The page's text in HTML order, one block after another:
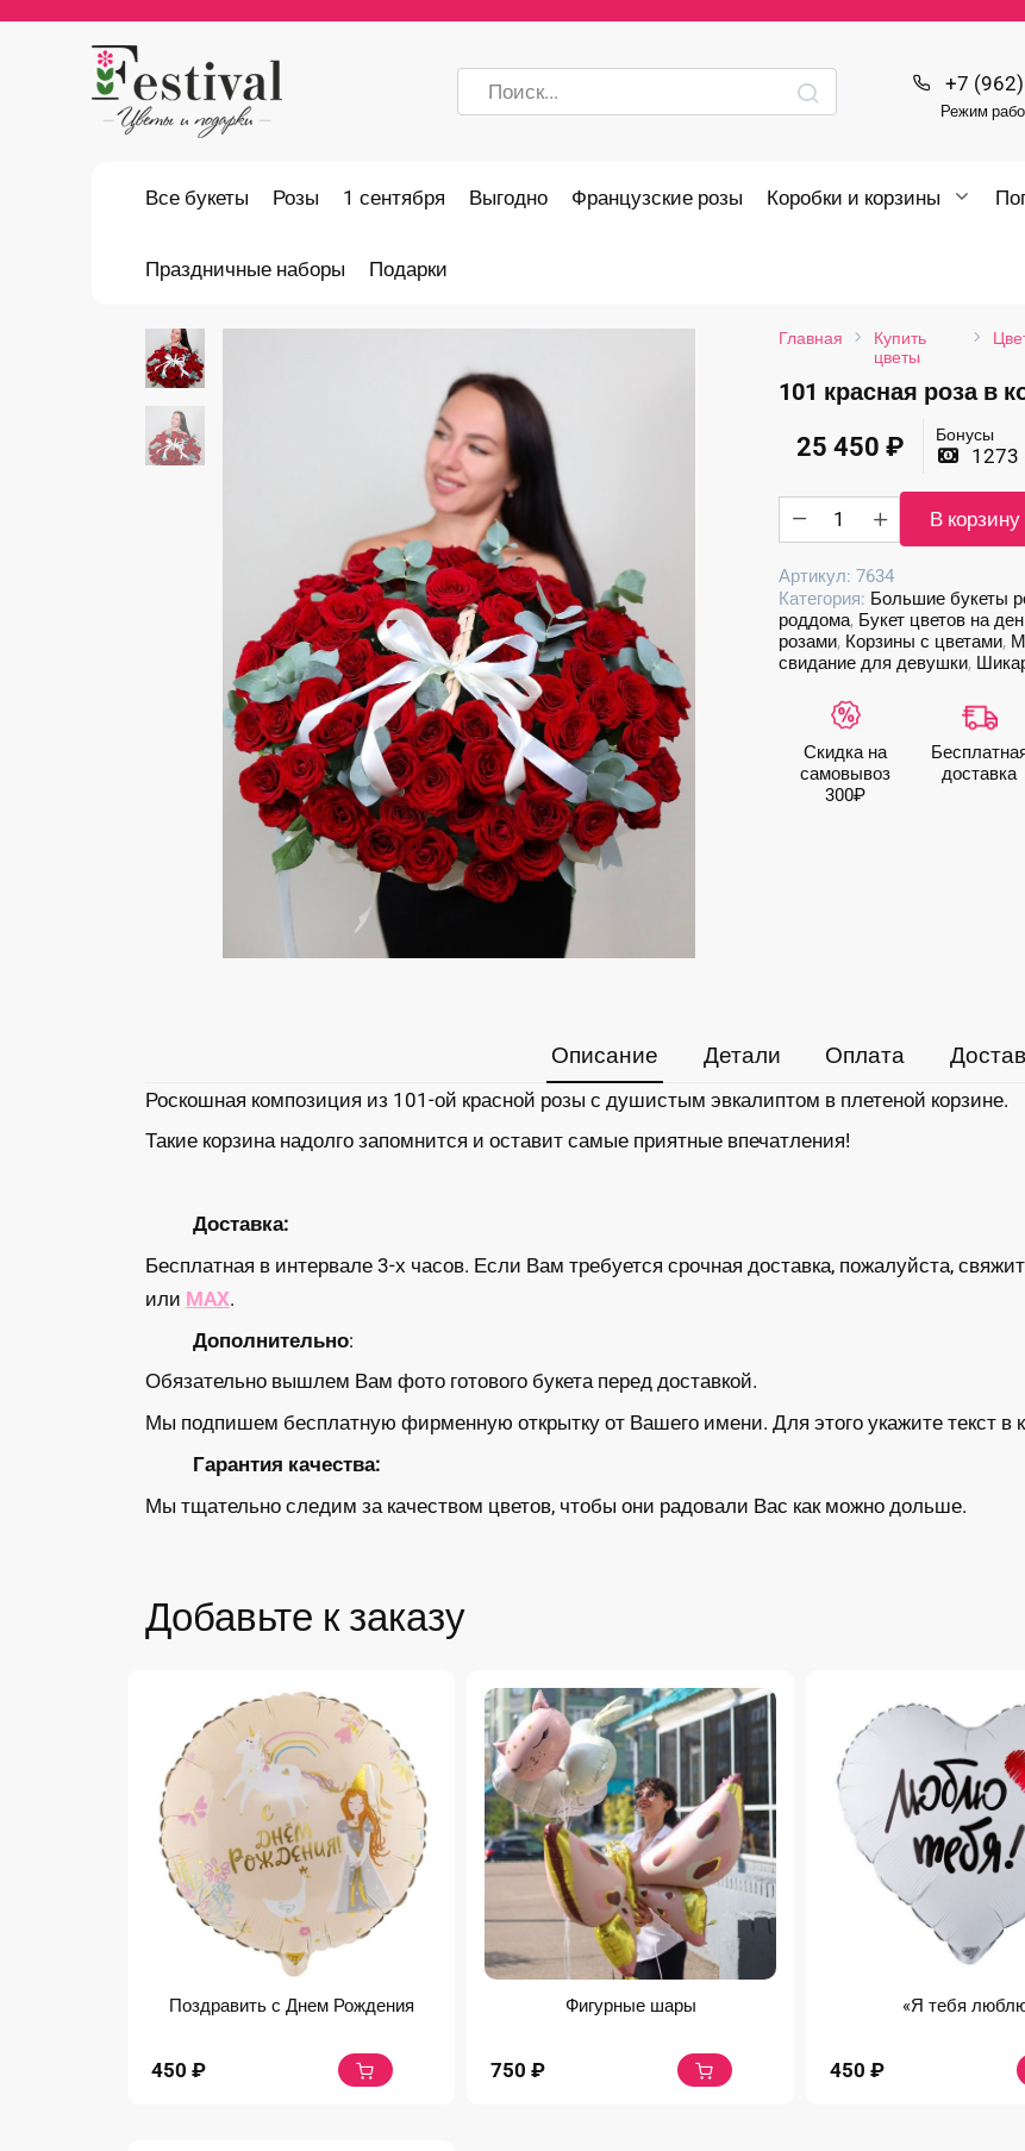
содержанию
Search
+7
Режим
Все букеты Розы 1 сентября Выгодно Французские розы Коробки и корзины
Праздничные наборы Подарки
Главная
Купить
цветы
101 красная роза в
25 450 ₽ Бонусы
1273
Количество
товара
красная
роза
в
корзине
В корзину
Артикул: 7634
Категория: Большие букеты
роддома, Букет цветов на
розами, Корзины с цветами,
свидание для девушки,
Скидка на
самовывоз
300₽
доставка
Описание Детали Оплата
Роскошная композиция из 101-ой красной розы с душистым эвкалиптом в плетеной корзине.
Такие корзина надолго запомнится и оставит самые приятные впечатления!
Доставка:
Бесплатная в интервале 3-х часов. Если Вам требуется срочная доставка, пожалуйста,
или MAX.
Дополнительно:
Обязательно вышлем Вам фото готового букета перед доставкой.
Мы подпишем бесплатную фирменную открытку от Вашего имени. Для этого укажите текст в
Гарантия качества:
Мы тщательно следим за качеством цветов, чтобы они радовали Вас как можно дольше.
Добавьте к заказу
Поздравить с Днем Рождения
450 ₽
Фигурные шары
750 ₽
«Я тебя
450 ₽